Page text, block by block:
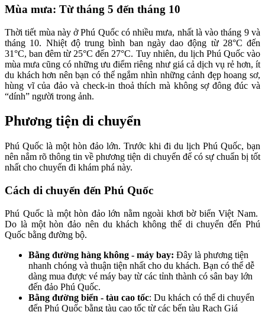
Mùa mưa: Từ tháng 5 đến tháng 10
Thời tiết mùa này ở Phú Quốc có nhiều mưa, nhất là vào tháng 9 và
tháng 10. Nhiệt độ trung bình ban ngày dao động từ 28°C đến
31°C, ban đêm từ 25°C đến 27°C. Tuy nhiên, du lịch Phú Quốc vào
mùa mưa cũng có những ưu điểm riêng như giá cả dịch vụ rẻ hơn, ít
du khách hơn nên bạn có thể ngắm nhìn những cảnh đẹp hoang sơ,
hùng vĩ của đảo và check-in thoả thích mà không sợ đông đúc và
“dính” người trong ảnh.
Phương tiện di chuyển
Phú Quốc là một hòn đảo lớn. Trước khi đi du lịch Phú Quốc, bạn
nên nắm rõ thông tin về phương tiện di chuyển để có sự chuẩn bị tốt
nhất cho chuyến đi khám phá này.
Cách di chuyển đến Phú Quốc
Phú Quốc là một hòn đảo lớn nằm ngoài khơi bờ biển Việt Nam.
Do là một hòn đảo nên du khách không thể di chuyển đến Phú
Quốc bằng đường bộ.
Bằng đường hàng không - máy bay: Đây là phương tiện
nhanh chóng và thuận tiện nhất cho du khách. Bạn có thể dễ
dàng mua được vé máy bay từ các tỉnh thành có sân bay lớn
đến đảo Phú Quốc.
Bằng đường biển - tàu cao tốc: Du khách có thể di chuyển
đến Phú Quốc bằng tàu cao tốc từ các bến tàu Rạch Giá